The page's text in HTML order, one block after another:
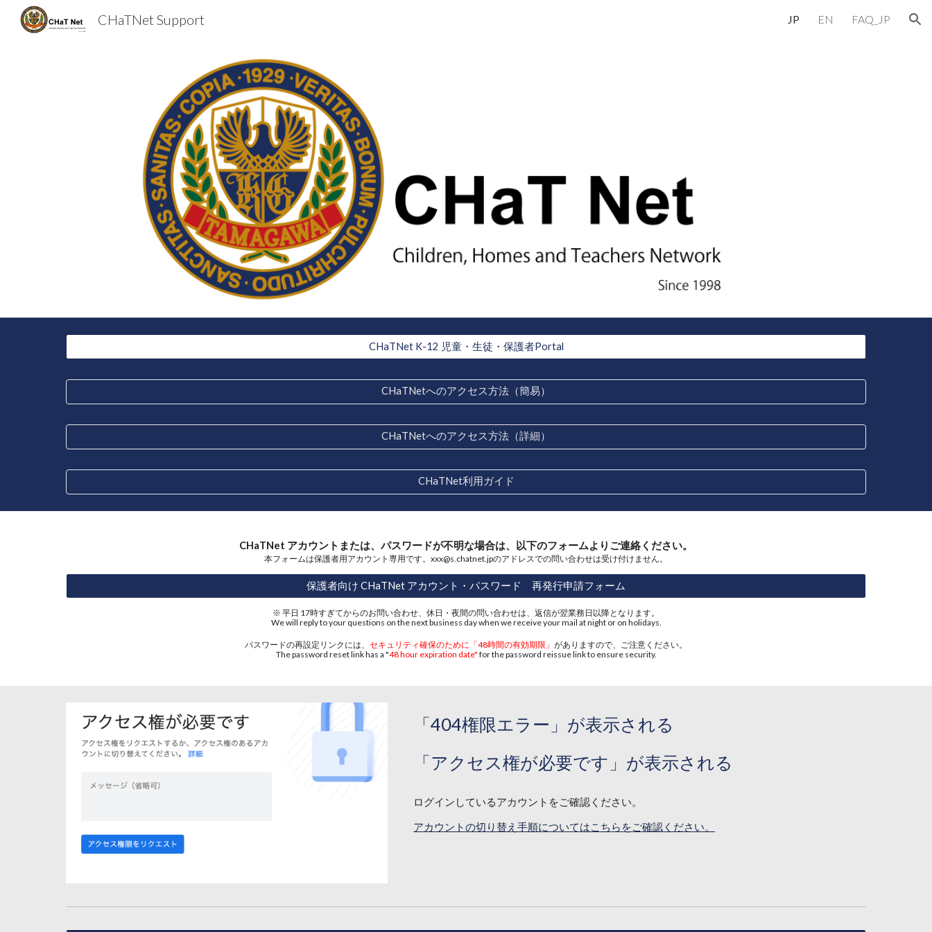
CHaTNet Support JP EN FAQ_JP
CHaTNet K-12 児童・生徒・保護者Portal
CHaTNetへのアクセス方法（簡易）
CHaTNetへのアクセス方法（詳細）
CHaTNet利用ガイド
CHaTNet アカウントまたは、パスワードが不明な場合は、以下のフォームよりご連絡ください。
本フォームは保護者用アカウント専用です。xxx@s.chatnet.jpのアドレスでの問い合わせは受け付けません。
保護者向け CHaTNet アカウント・パスワード 再発行申請フォーム
※ 平日 17時すぎてからのお問い合わせ、休日・夜間の問い合わせは、返信が翌業務日以降となります。
We will reply to your questions on the next business day when we receive your mail at night or on holidays.
パスワードの再設定リンクには、 セキュリティ確保のために「48時間の有効期限」 がありますので、ご注意ください。
The password reset link has a "48 hour expiration date" for the password reissue link to ensure security.
「404権限エラー」が表示される
「アクセス権が必要です」が表示される
ログインしているアカウントをご確認ください。
アカウントの切り替え手順についてはこちらをご確認ください。